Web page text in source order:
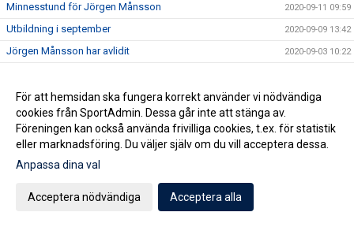
Minnesstund för Jörgen Månsson 2020-09-11 09:59
Utbildning i september 2020-09-09 13:42
Jörgen Månsson har avlidit 2020-09-03 10:22
Glad Sommar önskar Kansliet 2020-07-03 10:53
En vänlig påminnelse 2020-05-13 13:31
Avrunda helgen som miljonär? 2020-05-09 12:58
Föräldraträningen pausar
Medlemserbjudande STC Staffanstorp
Bingofest i helgen?
För att hemsidan ska fungera korrekt använder vi nödvändiga
cookies från SportAdmin. Dessa går inte att stänga av.
Föreningen kan också använda frivilliga cookies, t.ex. för statistik
eller marknadsföring. Du väljer själv om du vill acceptera dessa.
Anpassa dina val
Acceptera nödvändiga Acceptera alla